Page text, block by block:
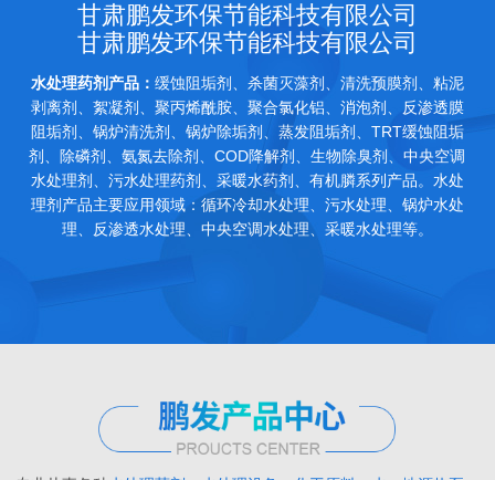
甘肃鹏发环保节能科技有限公司
甘肃鹏发环保节能科技有限公司
水处理药剂产品： 缓蚀阻垢剂、杀菌灭藻剂、清洗预膜剂、粘泥
剥离剂、絮凝剂、聚丙烯酰胺、聚合氯化铝、消泡剂、反渗透膜
阻垢剂、锅炉清洗剂、锅炉除垢剂、蒸发阻垢剂、TRT缓蚀阻垢
剂、除磷剂、氨氮去除剂、COD降解剂、生物除臭剂、中央空调
水处理剂、污水处理药剂、采暖水药剂、有机膦系列产品。水处
理剂产品主要应用领域：循环冷却水处理、污水处理、锅炉水处
理、反渗透水处理、中央空调水处理、采暖水处理等。